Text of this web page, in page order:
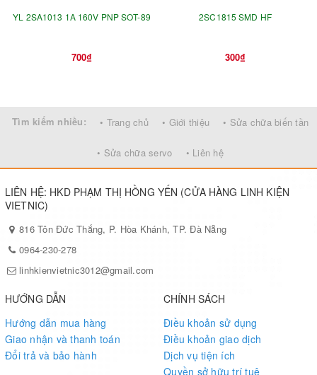
YL 2SA1013 1A 160V PNP SOT-89
700₫
2SC1815 SMD HF
300₫
Tìm kiếm nhiều: • Trang chủ • Giới thiệu • Sửa chữa biến tần
• Sửa chữa servo • Liên hệ
LIÊN HỆ: HKD PHẠM THỊ HỒNG YẾN (CỬA HÀNG LINH KIỆN
VIETNIC)
816 Tôn Đức Thắng, P. Hòa Khánh, TP. Đà Nẵng
0964-230-278
linhkienvietnic3012@gmail.com
HƯỚNG DẪN
Hướng dẫn mua hàng
Giao nhận và thanh toán
Đổi trả và bảo hành
CHÍNH SÁCH
Điều khoản sử dụng
Điều khoản giao dịch
Dịch vụ tiện ích
Quyền sở hữu trí tuệ